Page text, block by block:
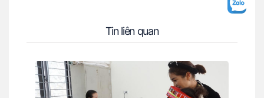
Tin liên quan